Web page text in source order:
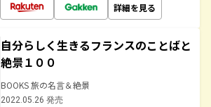
詳細を見る
自分らしく生きるフランスのことばと
絶景１００
BOOKS 旅の名言＆絶景
2022.05.26 発売